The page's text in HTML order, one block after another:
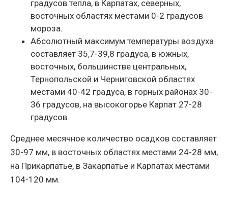
градусов тепла, в Карпатах, северных,
восточных областях местами 0-2 градусов
мороза.
Абсолютный максимум температуры воздуха
составляет 35,7-39,8 градуса, в южных,
восточных, большинстве центральных,
Тернопольской и Черниговской областях
местами 40-42 градуса, в горных районах 30-
36 градусов, на высокогорье Карпат 27-28
градусов.
Среднее месячное количество осадков составляет
30-97 мм, в восточных областях местами 24-28 мм,
на Прикарпатье, в Закарпатье и Карпатах местами
104-120 мм.